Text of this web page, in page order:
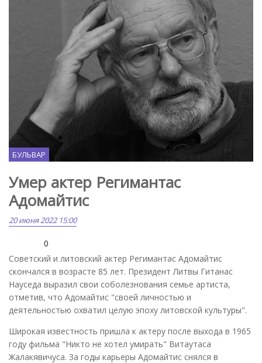
БУЛЬВАР
Умер актер Регимантас
Адомайтис
20 июня 2022 15:00
0
Советский и литовский актер Регимантас Адомайтис
скончался в возрасте 85 лет. Президент Литвы Гитанас
Науседа выразил свои соболезнования семье артиста,
отметив, что Адомайтис "своей личностью и
деятельностью охватил целую эпоху литовской культуры".
Широкая известность пришла к актеру после выхода в 1965
году фильма "Никто не хотел умирать" Витаутаса
Жалакявичуса. За годы карьеры Адомайтис снялся в